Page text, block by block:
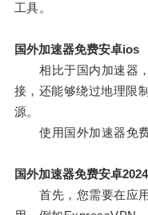
工具。
国外加速器免费安卓ios
相比于国内加速器，
接，还能够绕过地理限
源。
使用国外加速器免费
国外加速器免费安卓2024
首先，您需要在应用